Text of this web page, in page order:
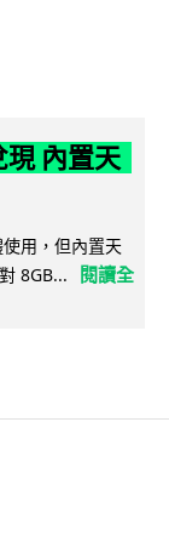
內置天
用，但內置天
8GB...
閱讀全